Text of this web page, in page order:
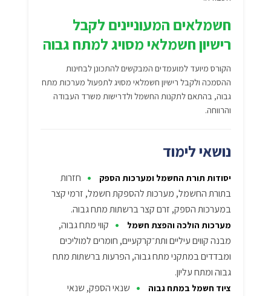
חשמלאים המעוניינים לקבל
רישיון חשמלאי מסויג למתח גבוה
הקורס מיועד למועמדים המבקשים להתכונן לבחינות
ההסמכה ולקבל רישיון חשמלאי מסויג לתפעול מערכות מתח
גבוה, בהתאם לתקנות החשמל ולדרישות משרד העבודה
והרווחה.
נושאי לימוד
יסודות תורת החשמל ומערכות הספק • חזרות
בתורת החשמל, מערכות להספקת חשמל, זרמי קצר
במערכות הספק, זרם קצר ברשתות מתח גבוה.
מערכות הולכה והפצת חשמל • קווי מתח גבוה,
מבנה קווים עיליים ותת־קרקעיים, חומרים למוליכים
ומבדדים במתקני מתח גבוה, הפרעות ברשתות מתח
גבוה ומתח עליון.
ציוד חשמל במתח גבוה • שנאי הספק, שנאי